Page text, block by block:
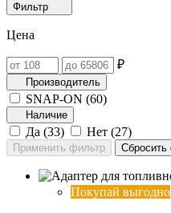
Фильтр
Цена
₽
Производитель
SNAP-ON (60)
Наличие
Да (33) Нет (27)
Покупай выгодно